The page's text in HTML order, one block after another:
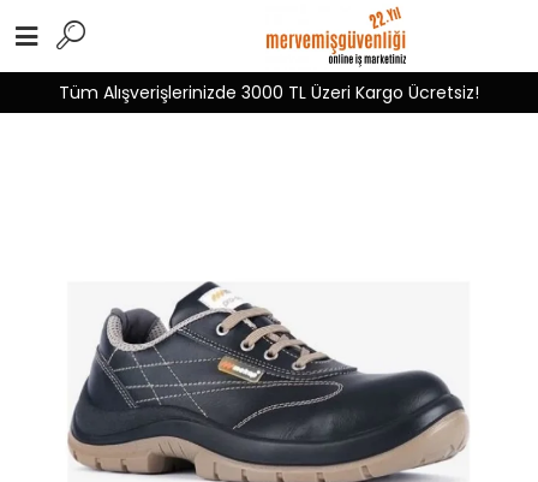
Tüm Alışverişlerinizde 3000 TL Üzeri Kargo Ücretsiz!